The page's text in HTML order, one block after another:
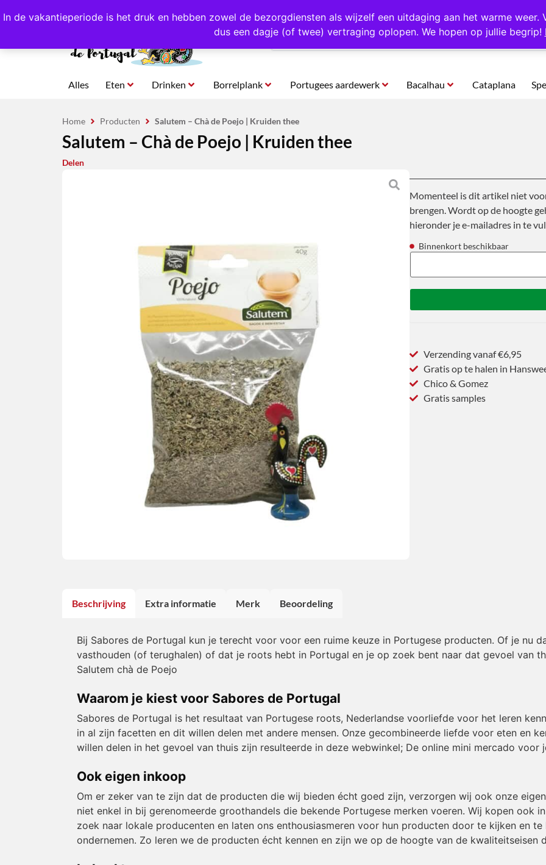
In de vakantieperiode is het druk en hebben zowel de bezorgdiensten als wijzelf een uitdaging aan het warme weer.
dus een dagje (of twee) vertraging oplopen. We hopen op jullie begrip!
4,8/5,0 sterren beoordeeld! Eigen import uit Portugal Altijd 1000 verschillende producten op voorraad Gratis
Alles Eten Drinken Borrelplank Portugees aardewerk Bacalhau Cataplana
Home Producten Salutem – Chà de Poejo | Kruiden thee
Salutem – Chà de Poejo | Kruiden thee
Delen
Momenteel is dit artikel niet
brengen. Wordt op de hoogte
hieronder je e-mailadres in te
Binnenkort beschikbaar
Verzending vanaf €6,95
Gratis op te halen in
Chico & Gomez
Gratis samples
Beschrijving Extra informatie Merk Beoordeling
Bij Sabores de Portugal kun je terecht voor voor een ruime keuze in Portugese producten. Of je nu
vasthouden (of terughalen) of dat je roots hebt in Portugal en je op zoek bent naar dat gevoel van
Salutem chà de Poejo
Waarom je kiest voor Sabores de Portugal
Sabores de Portugal is het resultaat van Portugese roots, Nederlandse voorliefde voor het leren
in al zijn facetten en dit willen delen met andere mensen. Onze gecombineerde liefde voor eten en
willen delen in het gevoel van thuis zijn resulteerde in deze webwinkel; De online mini mercado
Ook eigen inkoop
Om er zeker van te zijn dat de producten die wij bieden écht goed zijn, verzorgen wij ook onze
niet enkel in bij gerenomeerde groothandels die bekende Portugese merken voeren. Wij kopen ook
zoek naar lokale producenten en laten ons enthousiasmeren voor hun producten door te kijken en
ondernemen. Zo leren we de producten écht kennen en zijn we op de hoogte van de kwaliteitseisen